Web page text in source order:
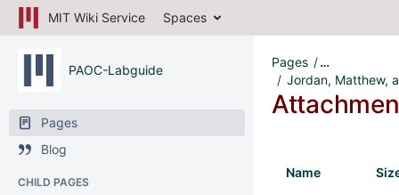
MIT Wiki Service Spaces
PAOC-Labguide
Pages
Blog
CHILD PAGES
Pages
…
Jordan, Matthew,
Name